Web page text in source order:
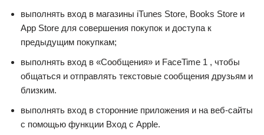
выполнять вход в магазины iTunes Store, Books Store и
App Store для совершения покупок и доступа к
предыдущим покупкам;
выполнять вход в «Сообщения» и FaceTime 1 , чтобы
общаться и отправлять текстовые сообщения друзьям и
близким.
выполнять вход в сторонние приложения и на веб-сайты
с помощью функции Вход с Apple.